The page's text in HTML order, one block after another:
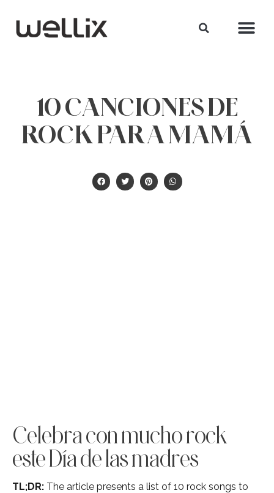
10 CANCIONES DE
ROCK PARA MAMÁ
Celebra con mucho rock
este Día de las madres
TL;DR: The article presents a list of 10 rock songs to